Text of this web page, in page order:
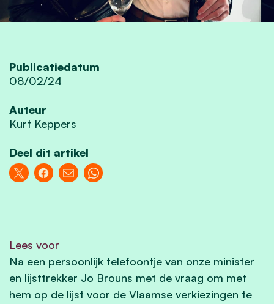
Publicatiedatum
08/02/24
Auteur
Kurt Keppers
Deel dit artikel
Lees voor
Na een persoonlijk telefoontje van onze minister
en lijsttrekker Jo Brouns met de vraag om met
hem op de lijst voor de Vlaamse verkiezingen te